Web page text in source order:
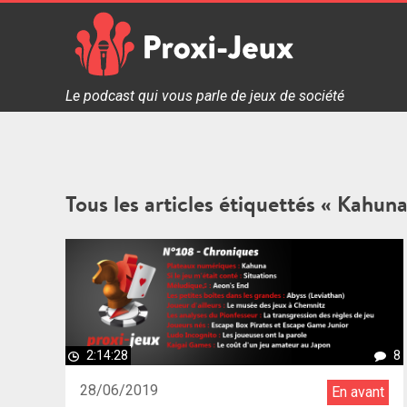
Proxi Jeux - Le podcast qui vous parle de jeux de
Le podcast qui vous parle de jeux de société
Tous les articles étiquettés «
2:14:28 8
28/06/2019 En avant